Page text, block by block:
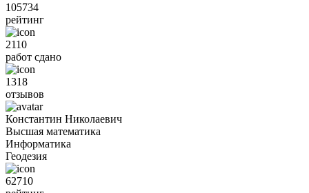
105734
рейтинг
2110
работ сдано
1318
отзывов
Константин Николаевич
Высшая математика
Информатика
Геодезия
62710